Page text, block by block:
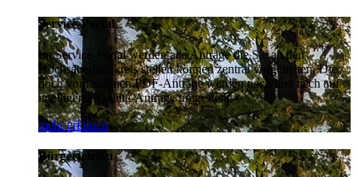
Service-Portal
Im Service-Portal werden alle Anträge die Sie an den
Hochsauerlandkreis stellen können zentral vorgehalten. Die
noch vorhandenen PDF-Anträge werden nach und nach auf
intelligente Online-Anträge umgestellt.
mehr erfahren
Bürgertelefon